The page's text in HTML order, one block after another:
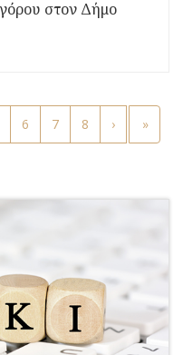
στον Δήμο
6 7 8 › »